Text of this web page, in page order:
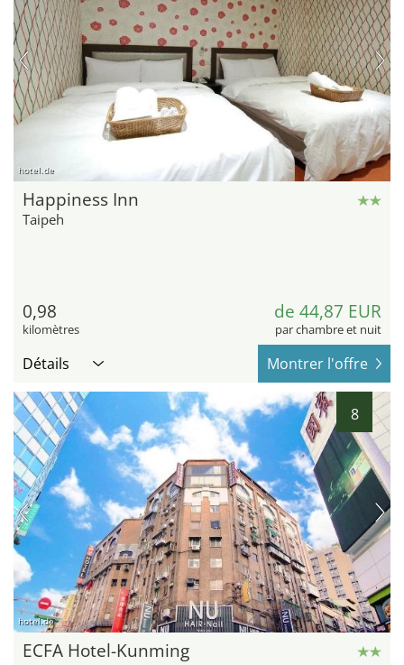
hotel.de
Happiness Inn
Taipeh
0,98
kilomètres
de 44,87 EUR
par chambre et nuit
Détails Montrer l'offre
8
hotel.de
ECFA Hotel-Kunming